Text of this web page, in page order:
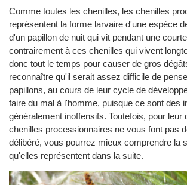
Comme toutes les chenilles, les chenilles
représentent la forme larvaire d'une espèce
d'un papillon de nuit qui vit pendant une
contrairement à ces chenilles qui vivent
donc tout le temps pour causer de gros
reconnaître qu'il serait assez difficile de
papillons, au cours de leur cycle de
faire du mal à l'homme, puisque ce sont des
généralement inoffensifs. Toutefois, pour leur
chenilles processionnaires ne vous font pas
délibéré, vous pourrez mieux comprendre la
qu'elles représentent dans la suite.